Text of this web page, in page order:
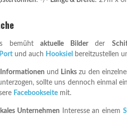
bemüht aktuelle Bilderder
und auch Hooksiel bereitzustellen
Informationen und Links zu den
sollte uns dennoch einmal
Facebookseite mit.
Unternehmen Interesse an einem